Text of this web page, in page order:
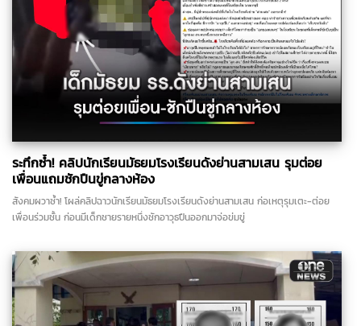
ระทึกซ้ำ! คลิปนักเรียนมัธยมโรงเรียนดังย่านสามเสน รุมต่อย
เพื่อนแถมชักปืนขู่กลางห้อง
สังคมผวาซ้ำ! โผล่คลิปฉาวนักเรียนมัธยมโรงเรียนดังย่านสามเสน ก่อเหตุรุมเตะ-ต่อย
เพื่อนร่วมชั้น ก่อนมีเด็กชายรายหนึ่งชักอาวุธปืนออกมาจ่อข่มขู่